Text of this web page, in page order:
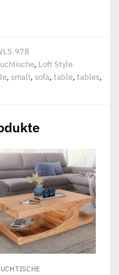
, Loft Style
, small, sofa, table, tables,